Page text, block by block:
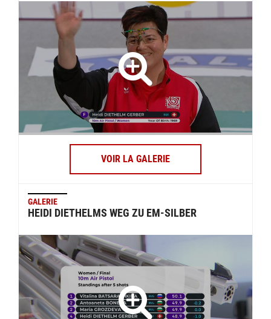
VOIR LA GALERIE
GALERIE
HEIDI DIETHELMS WEG ZU EM-SILBER